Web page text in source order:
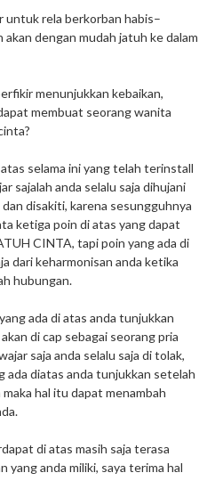
untuk rela berkorban habis–
dengan mudah jatuh ke dalam
menunjukkan kebaikan,
membuat seorang wanita
selama ini yang telah terinstall
sajalah anda selalu saja dihujani
disakiti, karena sesungguhnya
ketiga poin di atas yang dapat
CINTA, tapi poin yang ada di
dari keharmonisan anda ketika
hubungan.
ada di atas anda tunjukkan
di cap sebagai seorang pria
saja anda selalu saja di tolak,
ada diatas anda tunjukkan setelah
hal itu dapat menambah
di atas masih saja terasa
anda miliki, saya terima hal